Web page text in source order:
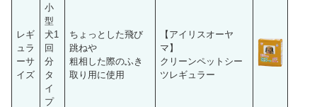
レギ
ュラ
ーサ
イズ
小
型
犬1
回
分
タ
イ
プ
ちょっとした飛び
跳ねや
粗相した際のふき
取り用に使用
【アイリスオーヤ
マ】
クリーンペットシー
ツレギュラー